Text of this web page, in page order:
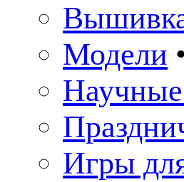
Модели •
Научные
Игры